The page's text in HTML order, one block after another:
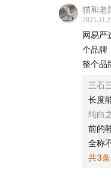
接。 猫和老
网易严
个品牌
整个品
三石
长度
纯白
前的
全称
共3